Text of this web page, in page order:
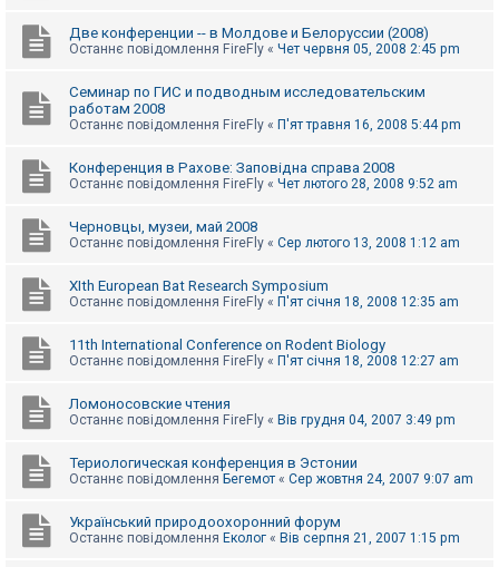
Две конференции -- в Молдове и Белоруссии (2008)
Останнє повідомлення FireFly « Чет червня 05, 2008 2:45 pm
Семинар по ГИС и подводным исследовательским
работам 2008
Останнє повідомлення FireFly « П'ят травня 16, 2008 5:44 pm
Конференция в Рахове: Заповідна справа 2008
Останнє повідомлення FireFly « Чет лютого 28, 2008 9:52 am
Черновцы, музеи, май 2008
Останнє повідомлення FireFly « Сер лютого 13, 2008 1:12 am
XIth European Bat Research Symposium
Останнє повідомлення FireFly « П'ят січня 18, 2008 12:35 am
11th International Conference on Rodent Biology
Останнє повідомлення FireFly « П'ят січня 18, 2008 12:27 am
Ломоносовские чтения
Останнє повідомлення FireFly « Вів грудня 04, 2007 3:49 pm
Териологическая конференция в Эстонии
Останнє повідомлення Бегемот « Сер жовтня 24, 2007 9:07 am
Український природоохоронний форум
Останнє повідомлення Еколог « Вів серпня 21, 2007 1:15 pm